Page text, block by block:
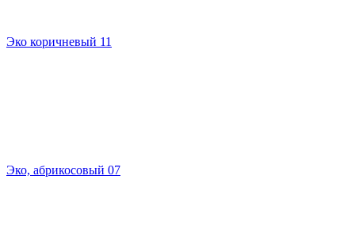
Эко коричневый 11
Эко, абрикосовый 07